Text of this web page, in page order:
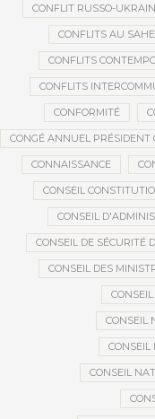
CONFLIT RUSSO-
CONFLITS AU
CONFLITS
CONFLITS
CONFORMITÉ
CONGÉ ANNUEL PRÉSIDENT
CONNAISSANCE
CONSEIL
CONSEIL
CONSEIL DE SÉCURITÉ
CONSEIL DES
CONSEIL
CONSEIL
CONSEIL